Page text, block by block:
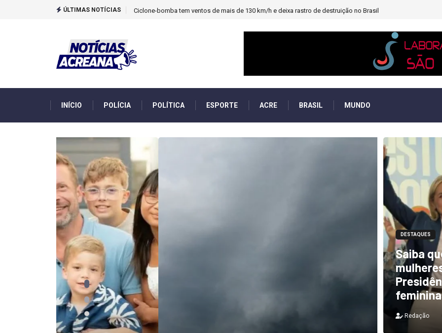
ÚLTIMAS NOTÍCIAS TCU identificou desvios de dinheiro e PF investigará emendas Pix
INÍCIO POLÍCIA POLÍTICA ESPORTE ACRE BRASIL MUNDO
DESTAQUES
Saiba
Redação